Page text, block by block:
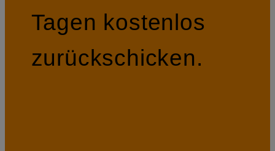
Tagen kostenlos
zurückschicken.